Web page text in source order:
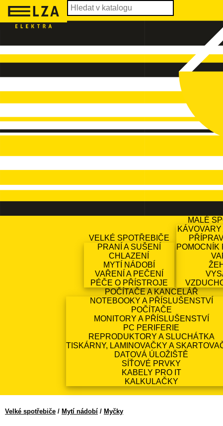
VELKÉ SPOTŘEBIČE
PRANÍ A SUŠENÍ
CHLAZENÍ
MYTÍ NÁDOBÍ
VAŘENÍ A PEČENÍ
PÉČE O PŘÍSTROJE
MALÉ
POMOCNÍK
POČÍTAČE A KANCELÁŘ
NOTEBOOKY A PŘÍSLUŠENSTVÍ
POČÍTAČE
MONITORY A PŘÍSLUŠENSTVÍ
PC PERIFERIE
REPRODUKTORY A SLUCHÁTKA
TISKÁRNY, LAMINOVAČKY A
DATOVÁ ÚLOŽIŠTĚ
SÍŤOVÉ PRVKY
KABELY PRO IT
KALKULAČKY
Velké spotřebiče / Mytí nádobí / Myčky